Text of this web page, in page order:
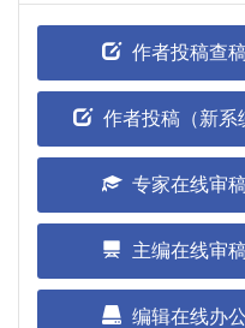
作者投稿查
作者投稿（新系
专家在线审
主编在线审
编辑在线办公